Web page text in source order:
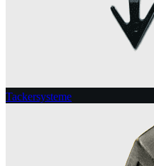
Tackersysteme